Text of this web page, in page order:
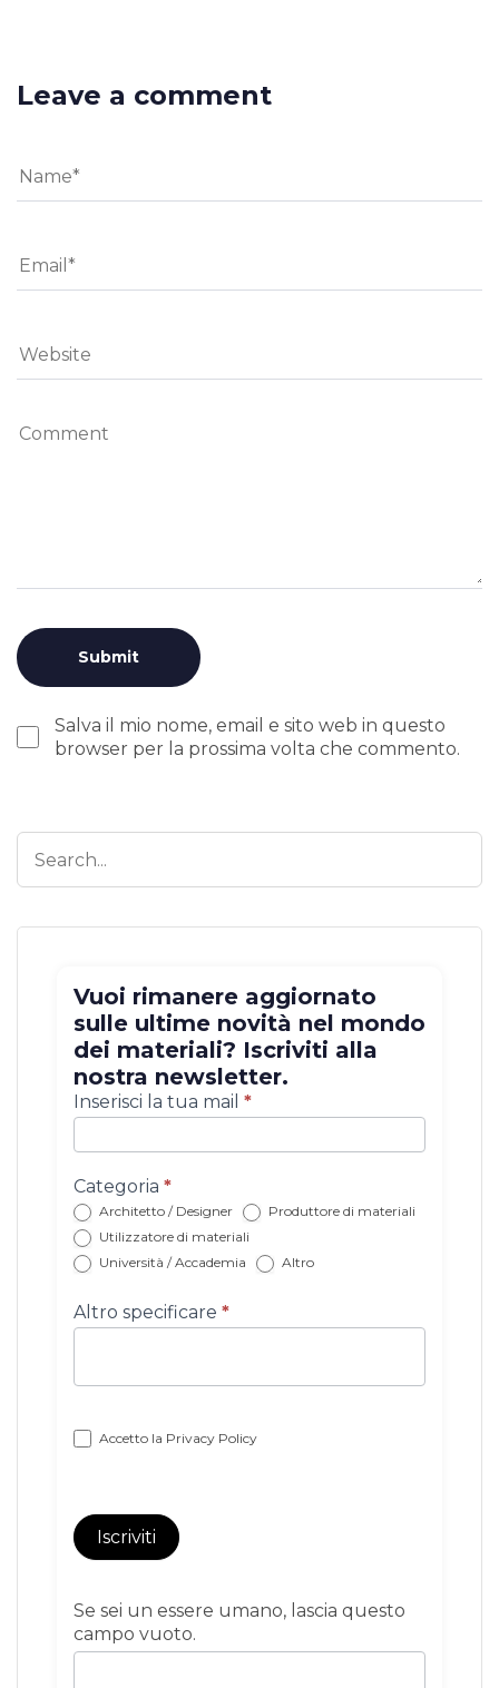
Leave a comment
Salva il mio nome, email e sito web in questo
browser per la prossima volta che commento.
Vuoi rimanere aggiornato
sulle ultime novità nel mondo
dei materiali? Iscriviti alla
nostra newsletter.
Iscrizione
newsletter
con
categoria
Inserisci la tua mail *
Categoria *
Architetto / Designer
Produttore di materiali
Utilizzatore di materiali
Università / Accademia
Altro
Altro specificare *
Accetto la Privacy Policy
Iscriviti
Se sei un essere umano, lascia questo
campo vuoto.